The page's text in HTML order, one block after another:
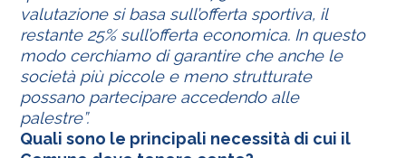
valutazione si basa sull’offerta sportiva, il
restante 25% sull’offerta economica. In questo
modo cerchiamo di garantire che anche le
società più piccole e meno strutturate
possano partecipare accedendo alle
palestre”.
Quali sono le principali necessità di cui il